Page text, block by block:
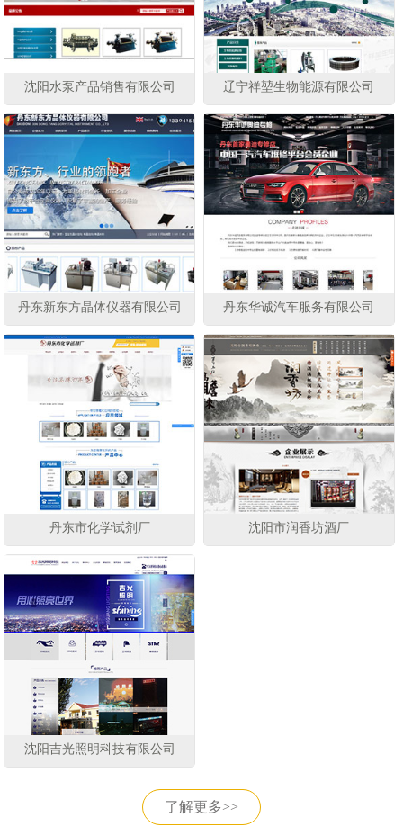
沈阳水泵产品销售有限公司 辽宁祥堃生物能源有限公司
丹东新东方晶体仪器有限公司 丹东华诚汽车服务有限公司
丹东市化学试剂厂 沈阳市润香坊酒厂
沈阳吉光照明科技有限公司
了解更多>>